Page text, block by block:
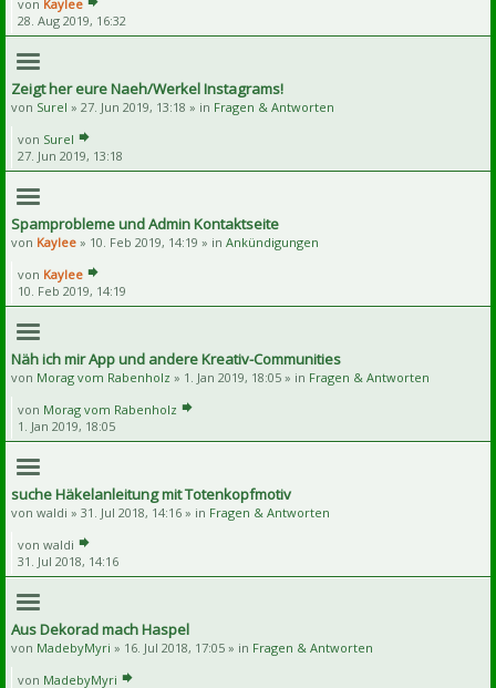
von Kaylee
28. Aug 2019, 16:32
Zeigt her eure Naeh/Werkel Instagrams!
von Surel » 27. Jun 2019, 13:18 » in Fragen & Antworten
von Surel
27. Jun 2019, 13:18
Spamprobleme und Admin Kontaktseite
von Kaylee » 10. Feb 2019, 14:19 » in Ankündigungen
von Kaylee
10. Feb 2019, 14:19
Näh ich mir App und andere Kreativ-Communities
von Morag vom Rabenholz » 1. Jan 2019, 18:05 » in Fragen & Antworten
von Morag vom Rabenholz
1. Jan 2019, 18:05
suche Häkelanleitung mit Totenkopfmotiv
von waldi » 31. Jul 2018, 14:16 » in Fragen & Antworten
von waldi
31. Jul 2018, 14:16
Aus Dekorad mach Haspel
von MadebyMyri » 16. Jul 2018, 17:05 » in Fragen & Antworten
von MadebyMyri